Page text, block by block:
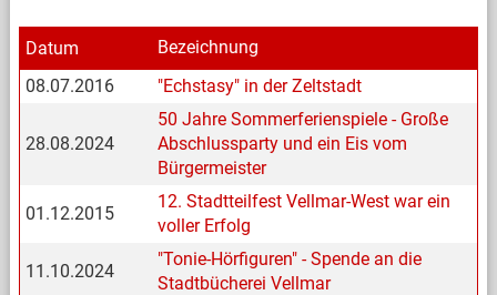
Datum
Bezeichnung
08.07.2016
"Echstasy" in der Zeltstadt
28.08.2024
50 Jahre Sommerferienspiele - Große
Abschlussparty und ein Eis vom
Bürgermeister
01.12.2015
12. Stadtteilfest Vellmar-West war ein
voller Erfolg
11.10.2024
"Tonie-Hörfiguren" - Spende an die
Stadtbücherei Vellmar